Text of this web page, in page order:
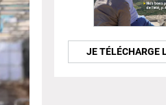
JE TÉLÉCHARGE